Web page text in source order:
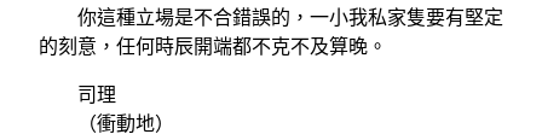
你這種立場是不合錯誤的，一小我私家隻要有堅定
的刻意，任何時辰開端都不克不及算晚。
司理
（衝動地）